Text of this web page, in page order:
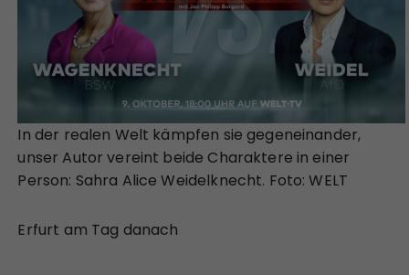
In der realen Welt kämpfen sie gegeneinander,
unser Autor vereint beide Charaktere in einer
Person: Sahra Alice Weidelknecht. Foto: WELT
Erfurt am Tag danach